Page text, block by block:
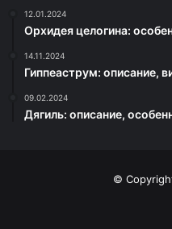
12.01.2024
Орхидея целогина:
14.11.2024
Гиппеаструм: описание,
09.02.2024
Дягиль: описание,
©